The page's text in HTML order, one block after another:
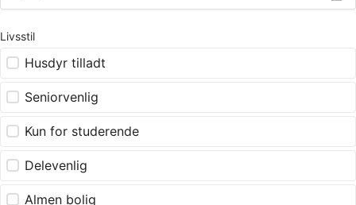
Livsstil
Husdyr tilladt
Seniorvenlig
Kun for studerende
Delevenlig
Almen bolig